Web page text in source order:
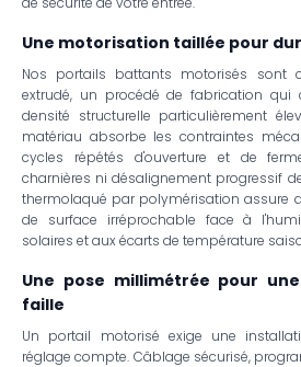
Une motorisation taillée pour
Nos portails battants motorisés sont
extrudé, un procédé de fabrication qui
densité structurelle particulièrement
matériau absorbe les contraintes
cycles répétés d'ouverture et de
charnières ni désalignement progressif
thermolaqué par polymérisation assure
de surface irréprochable face à
solaires et aux écarts de température
Une pose millimétrée pour
faille
Un portail motorisé exige une
réglage compte. Câblage sécurisé,